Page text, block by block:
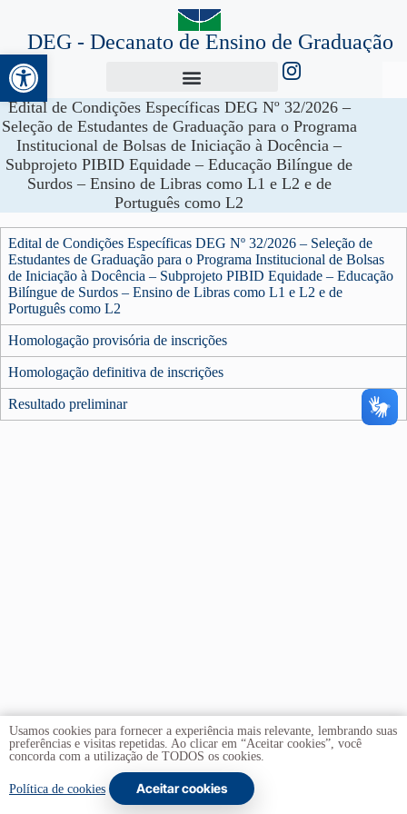
Abrir a barra de ferramentas
DEG - Decanato de Ensino de Graduação
Edital de Condições Específicas DEG Nº 32/2026 –
Seleção de Estudantes de Graduação para o Programa
Institucional de Bolsas de Iniciação à Docência –
Subprojeto PIBID Equidade – Educação Bilíngue de
Surdos – Ensino de Libras como L1 e L2 e de
Português como L2
Edital de Condições Específicas DEG Nº 32/2026 – Seleção de
Estudantes de Graduação para o Programa Institucional de Bolsas
de Iniciação à Docência – Subprojeto PIBID Equidade – Educação
Bilíngue de Surdos – Ensino de Libras como L1 e L2 e de
Português como L2
Homologação provisória de inscrições
Homologação definitiva de inscrições
Resultado preliminar
Copyright © 2026 - Universidade de Brasília
Usamos cookies para fornecer a experiência mais relevante, lembrando suas
preferências e visitas repetidas. Ao clicar em “Aceitar cookies”, você
concorda com a utilização de TODOS os cookies.
Política de cookies Aceitar cookies